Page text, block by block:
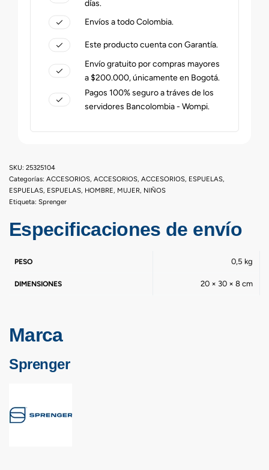
días.
Envíos a todo Colombia.
Este producto cuenta con Garantía.
Envío gratuito por compras mayores
a $200.000, únicamente en Bogotá.
Pagos 100% seguro a tráves de los
servidores Bancolombia - Wompi.
25325104
Categorías: ACCESORIOS ACCESORIOS ACCESORIOS ESPUELAS
ESPUELAS ESPUELAS HOMBRE MUJER NIÑOS
Etiqueta: Sprenger
Especificaciones de envío
PESO 0,5 kg
DIMENSIONES 20 × 30 × 8 cm
Marca
Sprenger